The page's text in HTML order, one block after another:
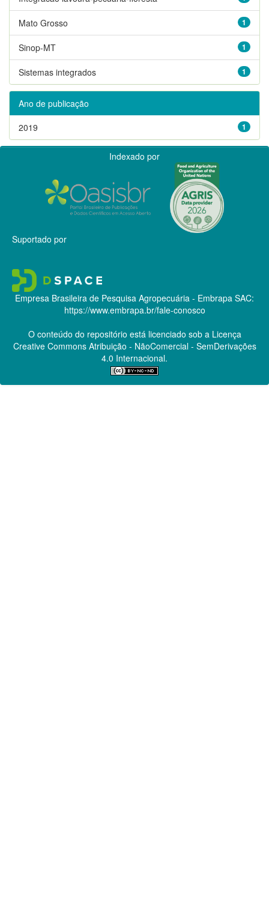
1
Mato Grosso
1
Sinop-MT
1
Sistemas integrados
Ano de publicação
1
2019
Indexado por
Suportado por
Empresa Brasileira de Pesquisa Agropecuária - Embrapa SAC:
https://www.embrapa.br/fale-conosco
O conteúdo do repositório está licenciado sob a Licença
Creative CommonsAtribuição - NãoComercial - SemDerivações
4.0 Internacional.